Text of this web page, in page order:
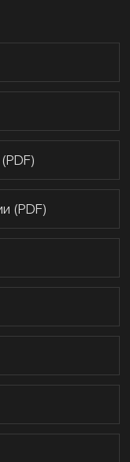
(PDF)